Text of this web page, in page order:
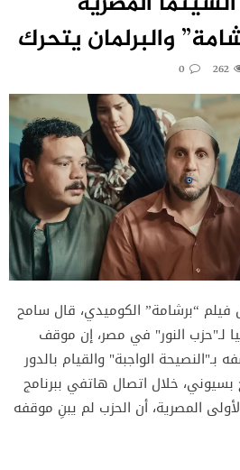
والبرلمان يتحرك
262
0
“برشامة” الكوميدي، قال سامح
لـ"حزب النور" في مصر، إن موقف
الواجبة" والقيام بالدور
بسيوني، خلال اتصال هاتفي ببرنامج
المصرية، أن الحزب لم يبنِ موقفه